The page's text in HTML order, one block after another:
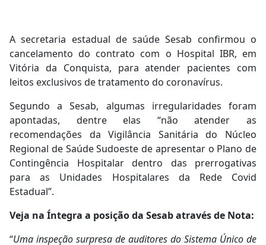
A secretaria estadual de saúde Sesab confirmou o
cancelamento do contrato com o Hospital IBR, em
Vitória da Conquista, para atender pacientes com
leitos exclusivos de tratamento do coronavírus.
Segundo a Sesab, algumas irregularidades foram
apontadas, dentre elas “não atender as
recomendações da Vigilância Sanitária do Núcleo
Regional de Saúde Sudoeste de apresentar o Plano de
Contingência Hospitalar dentro das prerrogativas
para as Unidades Hospitalares da Rede Covid
Estadual”.
Veja na Íntegra a posição da Sesab através de Nota:
“Uma inspeção surpresa de auditores do Sistema Único de